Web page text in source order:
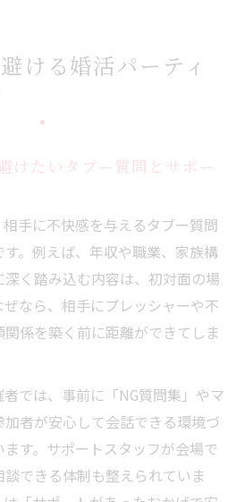
ける婚活パーティ
けたいタブー質問とサポー
手に不快感を与えるタブー質問
。例えば、年収や職業、家族構
く踏み込む内容は、初対面の場
なら、相手にプレッシャーや不
係を築く前に距離ができてしま
では、事前に「NG質問集」やマ
者が安心して会話できる環境づ
す。サポートスタッフが会場で
できる体制も整えられていま